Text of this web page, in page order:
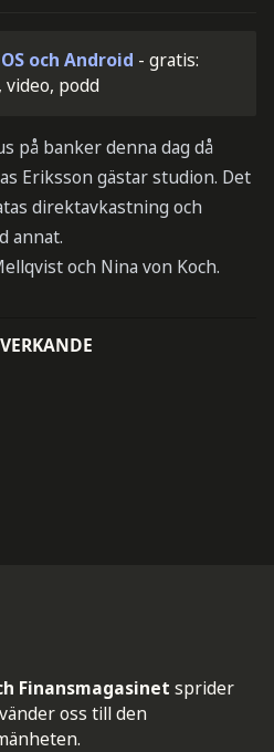
och Android - gratis:
podd
på banker denna dag då
Eriksson gästar studion. Det
direktavkastning och
annat.
och Nina von Koch.
Finansmagasinet sprider
oss till den